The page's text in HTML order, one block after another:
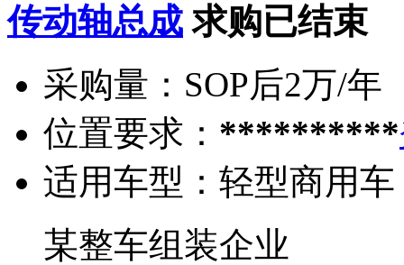
传动轴总成 求购已结束
采购量： SOP后2万/年
位置要求： **********
适用车型： 轻型商用
某整车组装企业